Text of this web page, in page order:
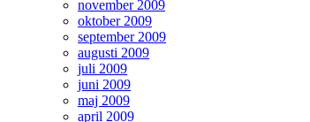
november 2009
oktober 2009
september 2009
augusti 2009
juli 2009
juni 2009
maj 2009
april 2009